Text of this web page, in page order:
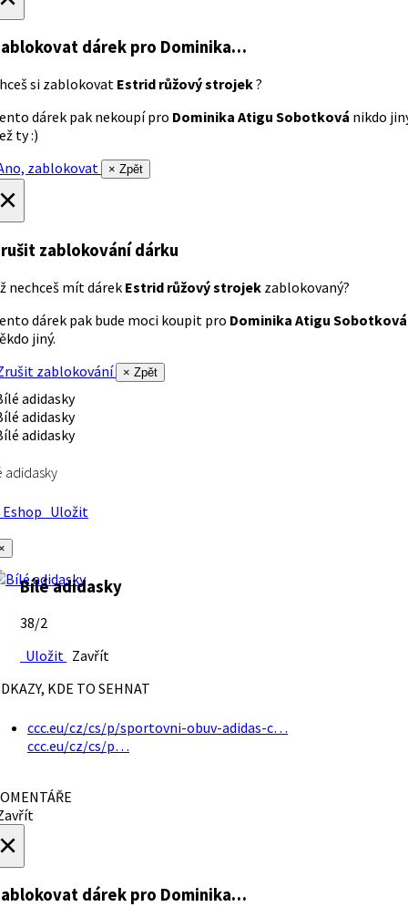
dárek pro Dominika…
si zablokovat Estrid růžový strojek?
dárek pak nekoupí pro Dominika Atigu Sobotková nikdo
ty :)
zablokovat
× Zpět
zablokování dárku
nechceš mít dárek Estrid růžový strojek zablokovaný?
dárek pak bude moci koupit pro Dominika Atigu Sobotková
jiný.
zablokování
× Zpět
adidasky
Uložit
Bílé adidasky
38/2
Uložit Zavřít
KDE TO SEHNAT
ccc.eu/cz/cs/p/sportovni-obuv-adidas-c…
ccc.eu/cz/cs/p…
dárek pro Dominika…